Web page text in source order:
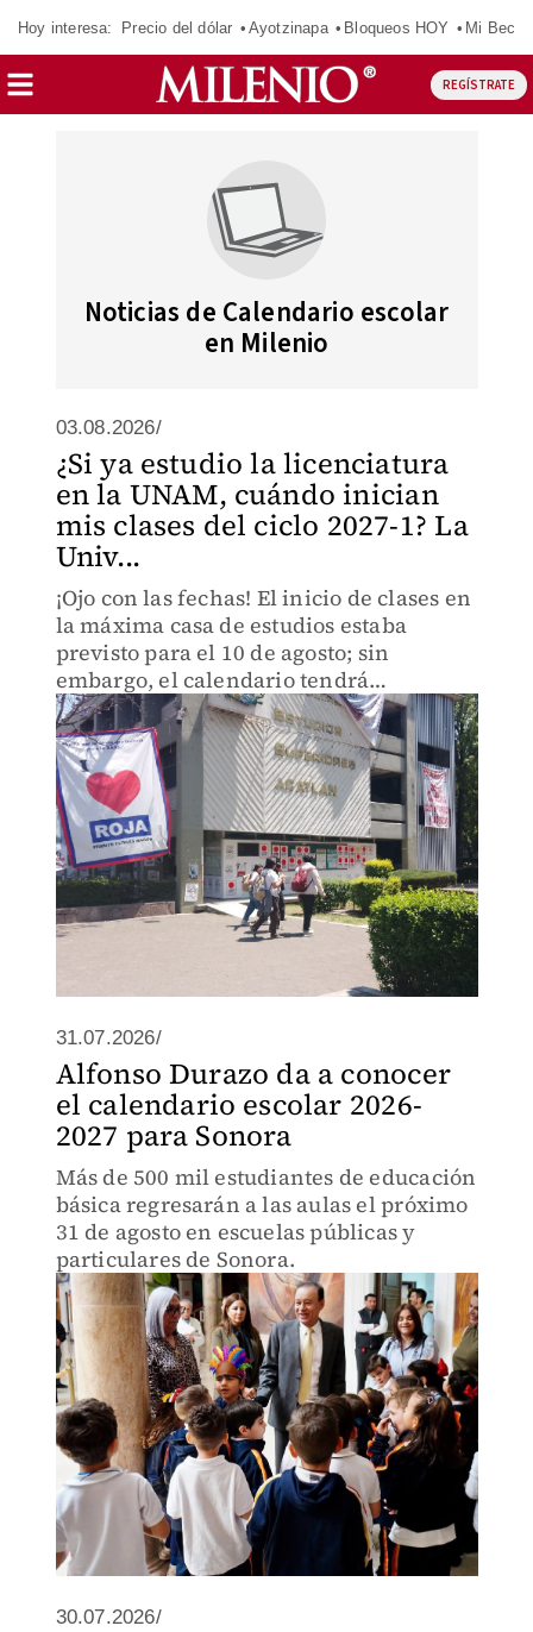
Hoy interesa: Precio del dólar Ayotzinapa Bloqueos HOY Mi Beca
REGÍSTRATE
Noticias de Calendario escolar
en Milenio
03.08.2026/
¿Si ya estudio la licenciatura
en la UNAM, cuándo inician
mis clases del ciclo 2027-1? La
Univ...
¡Ojo con las fechas! El inicio de clases en
la máxima casa de estudios estaba
previsto para el 10 de agosto; sin
embargo, el calendario tendrá
modificaciones.
31.07.2026/
Alfonso Durazo da a conocer
el calendario escolar 2026-
2027 para Sonora
Más de 500 mil estudiantes de educación
básica regresarán a las aulas el próximo
31 de agosto en escuelas públicas y
particulares de Sonora.
30.07.2026/